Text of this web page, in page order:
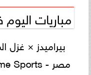
مباريات
مصر - ‎OnTime Sports‎.